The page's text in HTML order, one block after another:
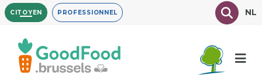
Aller
au
contenu
principal
CITOYEN PROFESSIONNEL TexteNL